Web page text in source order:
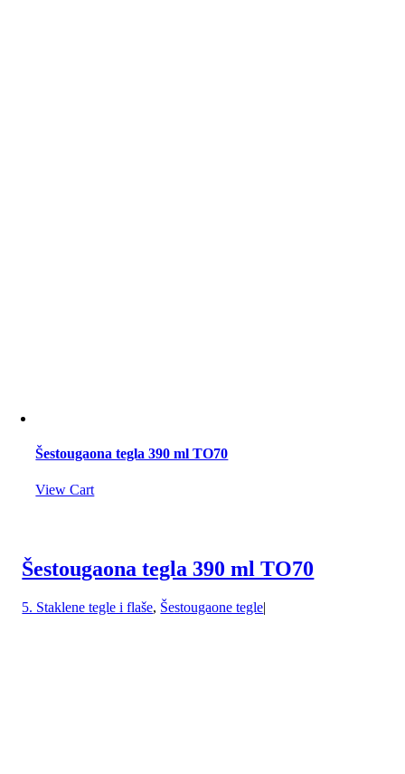
Šestougaona tegla 390 ml TO70
View Cart
Šestougaona tegla 390 ml TO70
5. Staklene tegle i flaše, Šestougaone tegle|